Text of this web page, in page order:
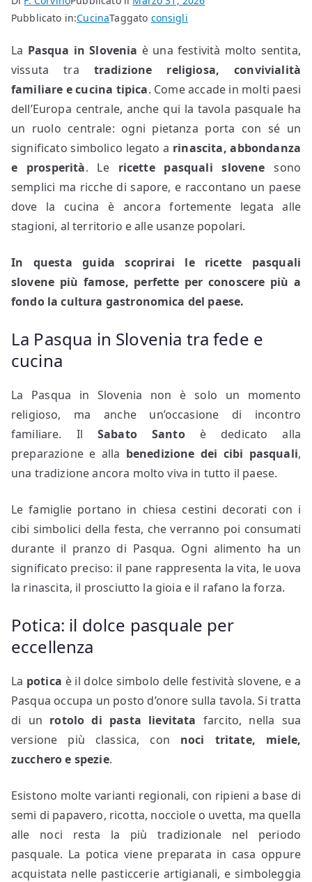
Pubblicato in:CucinaTaggato consigli
La Pasqua in Slovenia è una festività molto sentita,
vissuta tra tradizione religiosa, convivialità
familiare e cucina tipica. Come accade in molti paesi
dell’Europa centrale, anche qui la tavola pasquale ha
un ruolo centrale: ogni pietanza porta con sé un
significato simbolico legato a rinascita, abbondanza
e prosperità. Le ricette pasquali slovene sono
semplici ma ricche di sapore, e raccontano un paese
dove la cucina è ancora fortemente legata alle
stagioni, al territorio e alle usanze popolari.
In questa guida scoprirai le ricette pasquali
slovene più famose, perfette per conoscere più a
fondo la cultura gastronomica del paese.
La Pasqua in Slovenia tra fede e
cucina
La Pasqua in Slovenia non è solo un momento
religioso, ma anche un’occasione di incontro
familiare. Il Sabato Santoè dedicato alla
preparazione e alla benedizione dei cibi pasquali,
una tradizione ancora molto viva in tutto il paese.
Le famiglie portano in chiesa cestini decorati con i
cibi simbolici della festa, che verranno poi consumati
durante il pranzo di Pasqua. Ogni alimento ha un
significato preciso: il pane rappresenta la vita, le uova
la rinascita, il prosciutto la gioia e il rafano la forza.
Potica: il dolce pasquale per
eccellenza
La potica è il dolce simbolo delle festività slovene, e a
Pasqua occupa un posto d’onore sulla tavola. Si tratta
di un rotolo di pasta lievitata farcito, nella sua
versione più classica, con noci tritate, miele,
zucchero e spezie.
Esistono molte varianti regionali, con ripieni a base di
semi di papavero, ricotta, nocciole o uvetta, ma quella
alle noci resta la più tradizionale nel periodo
pasquale. La potica viene preparata in casa oppure
acquistata nelle pasticcerie artigianali, e simboleggia